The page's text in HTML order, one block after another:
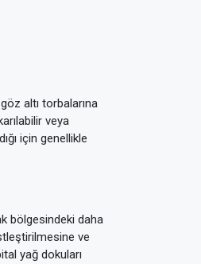
altı torbalarına
veya
için genellikle
bölgesindeki daha
ve
yağ dokuları